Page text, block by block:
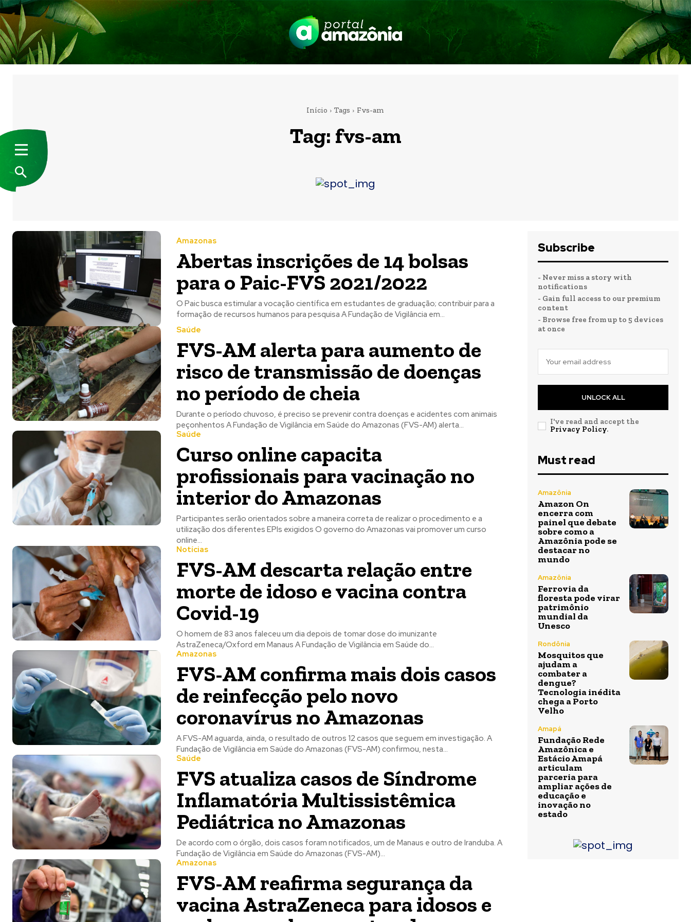
Início Tags Fvs-am
Tag: fvs-am
Amazonas
Abertas inscrições de 14 bolsas
para o Paic-FVS 2021/2022
O Paic busca estimular a vocação científica em estudantes de graduação; contribuir para a
formação de recursos humanos para pesquisa A Fundação de Vigilância em...
Saúde
FVS-AM alerta para aumento de
risco de transmissão de doenças
no período de cheia
Durante o período chuvoso, é preciso se prevenir contra doenças e acidentes com animais
peçonhentos A Fundação de Vigilância em Saúde do Amazonas (FVS-AM) alerta...
Saúde
Curso online capacita
profissionais para vacinação no
interior do Amazonas
Participantes serão orientados sobre a maneira correta de realizar o procedimento e a
utilização dos diferentes EPIs exigidos O governo do Amazonas vai promover um curso
online...
Notícias
FVS-AM descarta relação entre
morte de idoso e vacina contra
Covid-19
O homem de 83 anos faleceu um dia depois de tomar dose do imunizante
AstraZeneca/Oxford em Manaus A Fundação de Vigilância em Saúde do...
Amazonas
FVS-AM confirma mais dois casos
de reinfecção pelo novo
coronavírus no Amazonas
A FVS-AM aguarda, ainda, o resultado de outros 12 casos que seguem em investigação. A
Fundação de Vigilância em Saúde do Amazonas (FVS-AM) confirmou, nesta...
Saúde
FVS atualiza casos de Síndrome
Inflamatória Multissistêmica
Pediátrica no Amazonas
De acordo com o órgão, dois casos foram notificados, um de Manaus e outro de Iranduba. A
Fundação de Vigilância em Saúde do Amazonas (FVS-AM)...
Amazonas
FVS-AM reafirma segurança da
vacina AstraZeneca para idosos e
Subscribe
- Never miss a story with
notifications
- Gain full access to our premium
content
- Browse free from up to 5 devices
at once
UNLOCK ALL
I've read and accept the
Privacy Policy.
Must read
Amazônia
Amazon On
encerra com
painel que debate
sobre como a
Amazônia pode se
destacar no
mundo
Amazônia
Ferrovia da
floresta pode virar
patrimônio
mundial da
Unesco
Rondônia
Mosquitos que
ajudam a
combater a
dengue?
Tecnologia inédita
chega a Porto
Velho
Amapá
Fundação Rede
Amazônica e
Estácio Amapá
articulam
parceria para
ampliar ações de
educação e
inovação no
estado